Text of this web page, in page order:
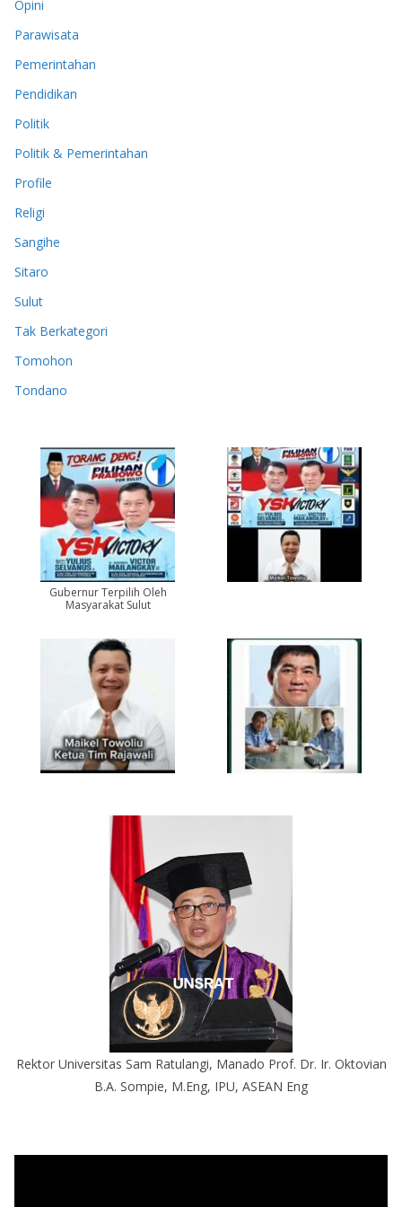
Opini
Parawisata
Pemerintahan
Pendidikan
Politik
Politik & Pemerintahan
Profile
Religi
Sangihe
Sitaro
Sulut
Tak Berkategori
Tomohon
Tondano
Gubernur Terpilih Oleh
Masyarakat Sulut
Rektor Universitas Sam Ratulangi, Manado Prof. Dr. Ir. Oktovian
B.A. Sompie, M.Eng, IPU, ASEAN Eng